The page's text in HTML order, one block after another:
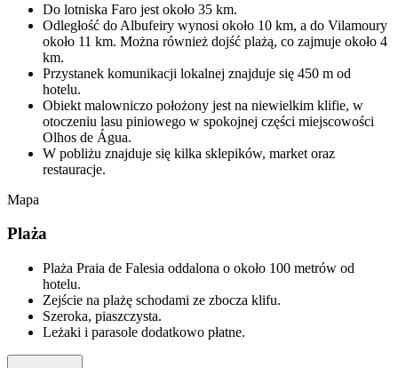
Do lotniska Faro jest około 35 km.
Odległość do Albufeiry wynosi około 10 km, a do Vilamoury
około 11 km. Można również dojść plażą, co zajmuje około 4
km.
Przystanek komunikacji lokalnej znajduje się 450 m od
hotelu.
Obiekt malowniczo położony jest na niewielkim klifie, w
otoczeniu lasu piniowego w spokojnej części miejscowości
Olhos de Água.
W pobliżu znajduje się kilka sklepików, market oraz
restauracje.
Mapa
Plaża
Plaża Praia de Falesia oddalona o około 100 metrów od
hotelu.
Zejście na plażę schodami ze zbocza klifu.
Szeroka, piaszczysta.
Leżaki i parasole dodatkowo płatne.